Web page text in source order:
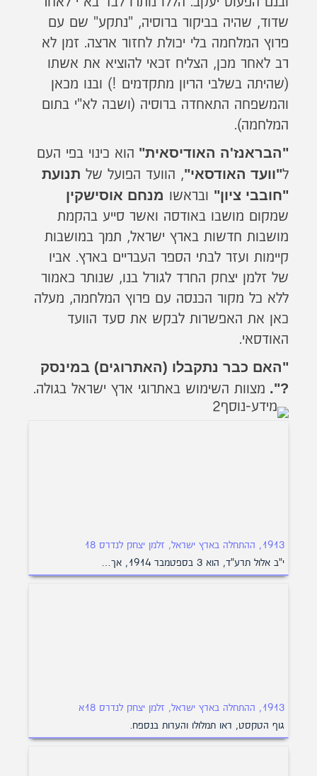
שדוד, שהיה בביקור ברוסיה, "נתקע" שם עם
פרוץ המלחמה בלי יכולת לחזור ארצה. זמן לא
רב לאחר מכן, הצליח זכאי להוציא את אשתו
(שהיתה בשלבי הריון מתקדמים !) ובנו מכאן
והמשפחה התאחדה ברוסיה (ושבה לא"י בתום
המלחמה).
"הבראנז'ה האודיסאית" הוא כינוי בפי העם
ל"וועד האודסאי", הוועד הפועל של תנועת
"חובבי ציון" ובראשו מנחם אוסישקין
שמקום מושבו באודסה ואשר סייע בהקמת
מושבות חדשות בארץ ישראל, תמך במושבות
קיימות ועזר לבתי הספר העבריים בארץ. אביו
של זלמן יצחק החרד לגורל בנו, שנותר כאמור
ללא כל מקור הכנסה עם פרוץ המלחמה, מעלה
כאן את האפשרות לבקש את סעד הוועד
האודסאי.
"האם כבר נתקבלו (האתרוגים) במינסק
?". מצוות השימוש באתרוגי ארץ ישראל בגולה.
1913, ההתחלה בארץ ישראל, זלמן יצחק לנדרס 18
י"ב אלול תרע"ד, הוא 3 בספטמבר 1914, אך…
1913, ההתחלה בארץ ישראל, זלמן יצחק לנדרס 18א
גוף הטקסט, ראו תמלולו והערות בנספח.